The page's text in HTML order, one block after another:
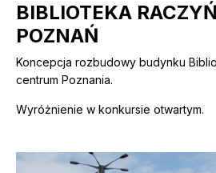
BIBLIOTEKA
POZNAŃ
Koncepcja rozbudowy budynku
centrum Poznania.
Wyróżnienie w konkursie otwartym.